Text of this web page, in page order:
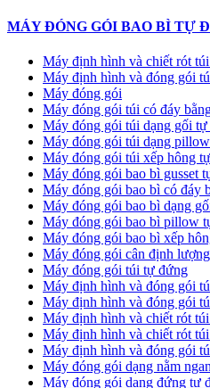
MÁY ĐÓNG GÓI BAO BÌ TỰ
Máy định hình và chiết rót
Máy định hình và đóng gói
Máy đóng gói
Máy đóng gói túi có đáy
Máy đóng gói túi dạng gối tự
Máy đóng gói túi dạng
Máy đóng gói túi xếp hông
Máy đóng gói bao bì gusset
Máy đóng gói bao bì có đáy
Máy đóng gói bao bì dạng
Máy đóng gói bao bì pillow
Máy đóng gói bao bì xếp
Máy đóng gói cân định
Máy đóng gói túi tự đứng
Máy định hình và đóng gói
Máy định hình và đóng gói
Máy định hình và chiết rót
Máy định hình và chiết rót
Máy định hình và đóng gói
Máy đóng gói dạng nằm
Máy đóng gói dạng đứng tự